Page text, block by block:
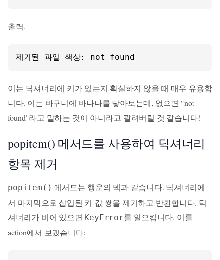
출력:
제거된 과일 색상: not found
이는 딕셔너리에 키가 있는지 확실하지 않을 때 매우 유용합
니다. 이는 바구니에 바나나를 닿아보는데, 없으면 "not
found"라고 말하는 것이 아니라고 팔려버릴 것 같습니다!
popitem() 메서드를 사용하여 딕셔너리
항목 제거
popitem() 메서드는 행운의 덱과 같습니다. 딕셔너리에
서 마지막으로 삽입된 키-값 쌍을 제거하고 반환합니다. 딕
셔너리가 비어 있으면 KeyError를 일으킵니다. 이를
action에서 보겠습니다: